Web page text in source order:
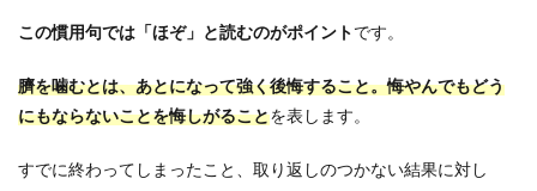
この慣用句では「ほぞ」と読むのがポイント です。
臍を噛むとは、あとになって強く後悔すること。悔やんでもどう
にもならないことを悔しがることを表します。
すでに終わってしまったこと、取り返しのつかない結果に対し